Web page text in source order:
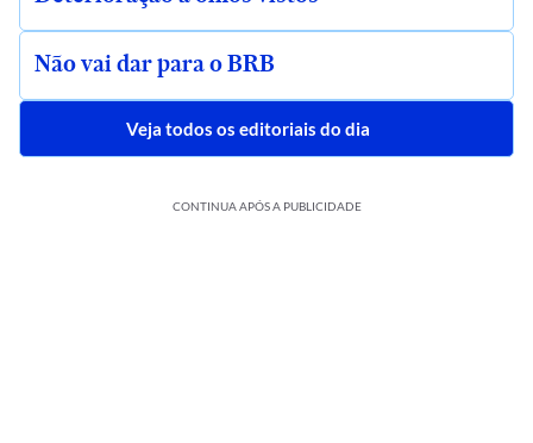
Não vai dar para o BRB
Veja todos os editoriais do dia
CONTINUA APÓS A PUBLICIDADE